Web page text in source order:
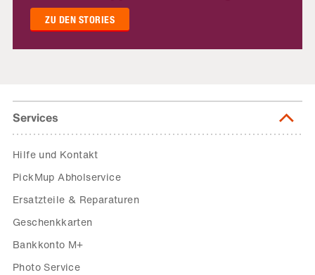
ZU DEN STORIES
Services
Hilfe und Kontakt
PickMup Abholservice
Ersatzteile & Reparaturen
Geschenkkarten
Bankkonto M+
Photo Service